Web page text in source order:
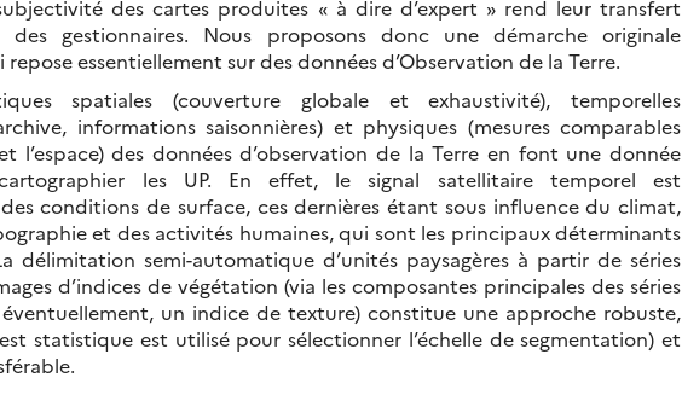
des cartes produites « à dire d’expert » rend leur transfert
des gestionnaires. Nous proposons donc une démarche originale
essentiellement sur des données d’Observation de la Terre.
spatiales (couverture globale et exhaustivité), temporelles
informations saisonnières) et physiques (mesures comparables
l’espace) des données d’observation de la Terre en font une donnée
les UP. En effet, le signal satellitaire temporel est
conditions de surface, ces dernières étant sous influence du climat,
et des activités humaines, qui sont les principaux déterminants
délimitation semi-automatique d’unités paysagères à partir de séries
d’indices de végétation (via les composantes principales des séries
un indice de texture) constitue une approche robuste,
statistique est utilisé pour sélectionner l’échelle de segmentation) et